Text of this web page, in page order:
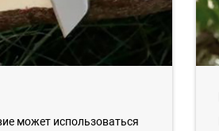
может использоваться